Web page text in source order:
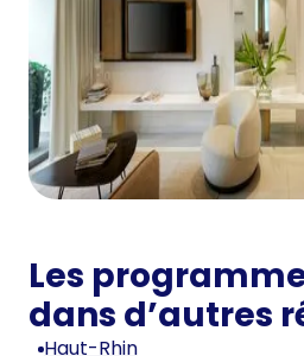
Les
dans d’autres
Haut-Rhin